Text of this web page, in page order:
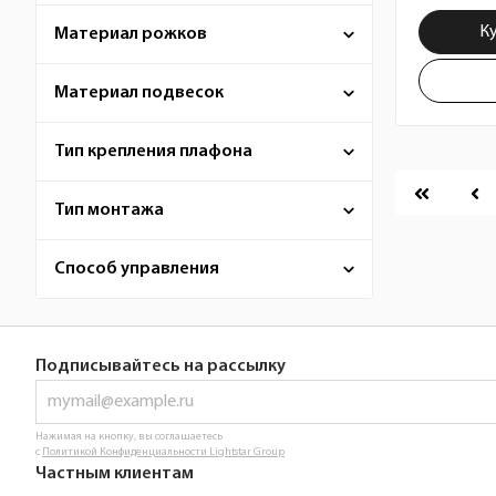
Материал рожков
Материал подвесок
Тип крепления плафона
Тип монтажа
Способ управления
Подписывайтесь на рассылку
Нажимая на кнопку, вы соглашаетесь
с Политикой Конфиденциальности Lightstar Group
Частным клиентам